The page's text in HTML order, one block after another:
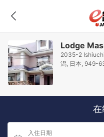
Lodge
2035-2
潟, 日本, 949-
在
入住日期